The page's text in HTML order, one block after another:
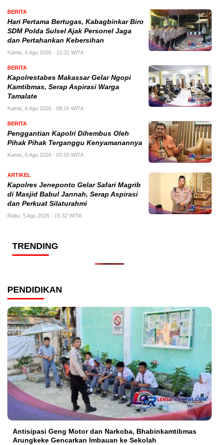
BERITA
Hari Pertama Bertugas, Kabagbinkar Biro
SDM Polda Sulsel Ajak Personel Jaga
dan Pertahankan Kebersihan
Kamis, 6 Agu 2026 - 12:31 WITA
BERITA
Kapolrestabes Makassar Gelar Ngopi
Kamtibmas, Serap Aspirasi Warga
Tamalate
Kamis, 6 Agu 2026 - 08:16 WITA
BERITA
Penggantian Kapolri Dihembus Oleh
Pihak Pihak Terganggu Kenyamanannya
Kamis, 6 Agu 2026 - 03:50 WITA
ARTIKEL
Kapolres Jeneponto Gelar Safari Magrib
di Masjid Babul Jannah, Serap Aspirasi
dan Perkuat Silaturahmi
Rabu, 5 Agu 2026 - 15:32 WITA
TRENDING
PENDIDIKAN
Antisipasi Geng Motor dan Narkoba, Bhabinkamtibmas
Arungkeke Gencarkan Imbauan ke Sekolah